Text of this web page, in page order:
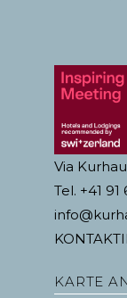
Via
Tel. +41 91
KARTE